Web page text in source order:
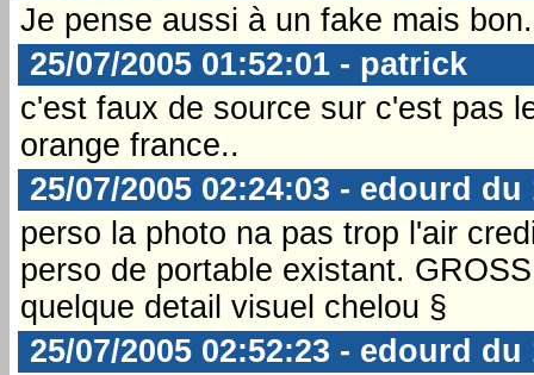
Je pense aussi à un fake mais
25/07/2005 01:52:01 - patrick
c'est faux de source sur c'est pas
orange france..
25/07/2005 02:24:03 - edourd du
perso la photo na pas trop l'air
perso de portable existant.
quelque detail visuel chelou §
25/07/2005 02:52:23 - edourd du